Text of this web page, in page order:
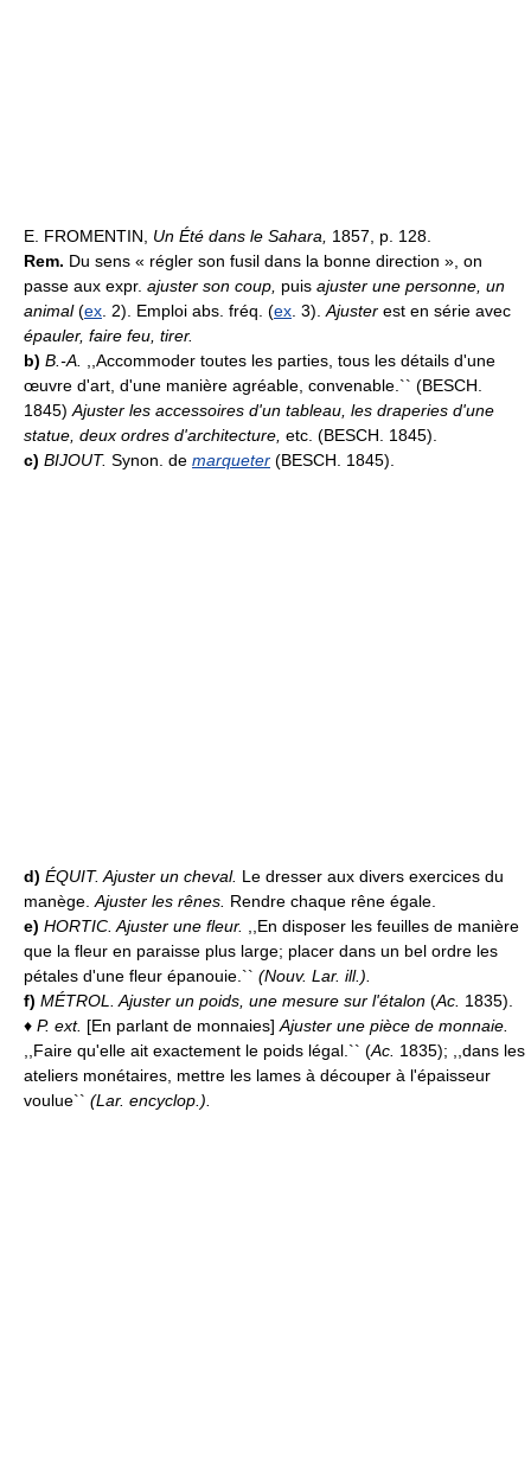
E. FROMENTIN, Un Été dans le Sahara, 1857, p. 128.
Rem. Du sens « régler son fusil dans la bonne direction », on
passe aux expr. ajuster son coup, puis ajuster une personne, un
animal(ex. 2). Emploi abs. fréq. (ex. 3).Ajuster est en série avec
épauler, faire feu, tirer.
b) B.-A. ,,Accommoder toutes les parties, tous les détails d'une
œuvre d'art, d'une manière agréable, convenable.`` (BESCH.
1845)Ajuster les accessoires d'un tableau, les draperies d'une
statue, deux ordres d'architecture, etc. (BESCH. 1845).
c) BIJOUT. Synon. de marqueter (BESCH. 1845).
d) ÉQUIT.Ajuster un cheval. Le dresser aux divers exercices du
manège.Ajuster les rênes. Rendre chaque rêne égale.
e) HORTIC.Ajuster une fleur. ,,En disposer les feuilles de manière
que la fleur en paraisse plus large; placer dans un bel ordre les
pétales d'une fleur épanouie.`` (Nouv. Lar. ill.).
f) MÉTROL.Ajuster un poids, une mesure sur l'étalon (Ac. 1835).
♦ P. ext. [En parlant de monnaies]Ajuster une pièce de monnaie.
,,Faire qu'elle ait exactement le poids légal.`` (Ac. 1835); ,,dans les
ateliers monétaires, mettre les lames à découper à l'épaisseur
voulue`` (Lar. encyclop.).